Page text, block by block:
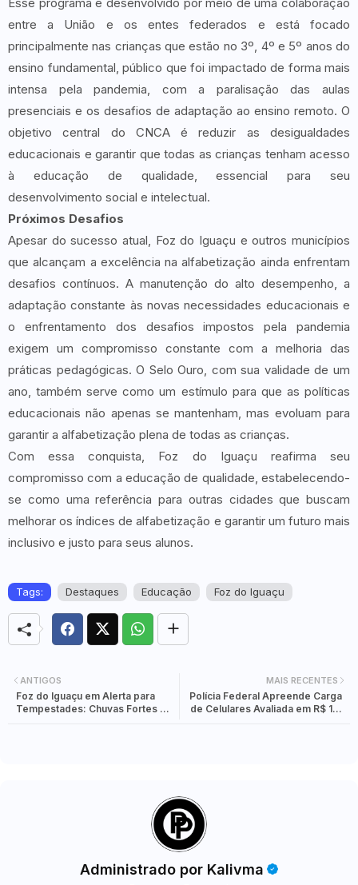
entre a União e os entes federados e está focado
principalmente nas crianças que estão no 3º, 4º e 5º anos do
ensino fundamental, público que foi impactado de forma mais
intensa pela pandemia, com a paralisação das aulas
presenciais e os desafios de adaptação ao ensino remoto. O
objetivo central do CNCA é reduzir as desigualdades
educacionais e garantir que todas as crianças tenham acesso
à educação de qualidade, essencial para seu
desenvolvimento social e intelectual.
Próximos Desafios
Apesar do sucesso atual, Foz do Iguaçu e outros municípios
que alcançam a excelência na alfabetização ainda enfrentam
desafios contínuos. A manutenção do alto desempenho, a
adaptação constante às novas necessidades educacionais e
o enfrentamento dos desafios impostos pela pandemia
exigem um compromisso constante com a melhoria das
práticas pedagógicas. O Selo Ouro, com sua validade de um
ano, também serve como um estímulo para que as políticas
educacionais não apenas se mantenham, mas evoluam para
garantir a alfabetização plena de todas as crianças.
Com essa conquista, Foz do Iguaçu reafirma seu
compromisso com a educação de qualidade, estabelecendo-
se como uma referência para outras cidades que buscam
melhorar os índices de alfabetização e garantir um futuro mais
inclusivo e justo para seus alunos.
Tags: Destaques Educação Foz do Iguaçu
MAIS RECENTES
Polícia Federal Apreende Carga
de Celulares Avaliada em R$ 1,4
ANTIGOS
Foz do Iguaçu em Alerta para
Tempestades: Chuvas Fortes e
Administrado por Kalivma